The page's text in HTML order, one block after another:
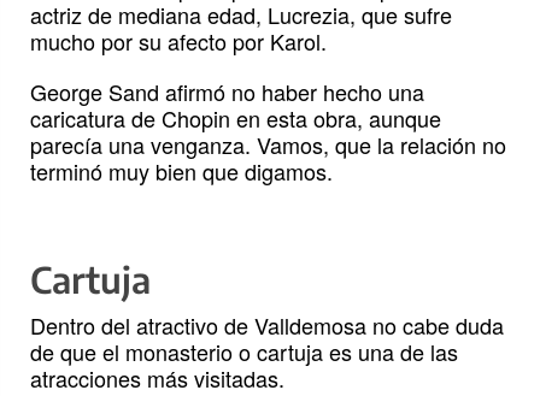
actriz de mediana edad, Lucrezia, que sufre
mucho por su afecto por Karol.
George Sand afirmó no haber hecho una
caricatura de Chopin en esta obra, aunque
parecía una venganza.​ Vamos, que la relación no
terminó muy bien que digamos.
Cartuja
Dentro del atractivo de Valldemosa no cabe duda
de que el monasterio o cartuja es una de las
atracciones más visitadas.